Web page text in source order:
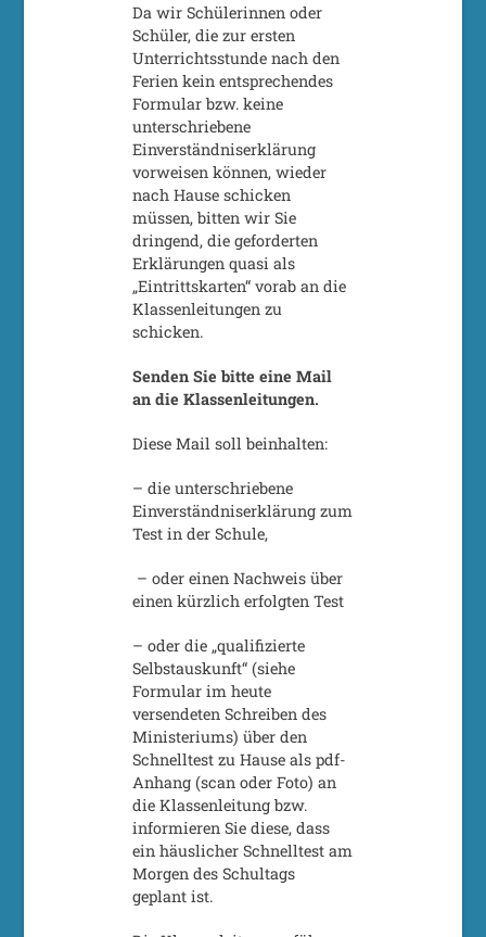
Da wir Schülerinnen oder
Schüler, die zur ersten
Unterrichtsstunde nach den
Ferien kein entsprechendes
Formular bzw. keine
unterschriebene
Einverständniserklärung
vorweisen können, wieder
nach Hause schicken
müssen, bitten wir Sie
dringend, die geforderten
Erklärungen quasi als
„Eintrittskarten“ vorab an die
Klassenleitungen zu
schicken.
Senden Sie bitte eine Mail
an die Klassenleitungen.
Diese Mail soll beinhalten:
– die unterschriebene
Einverständniserklärung zum
Test in der Schule,
– oder einen Nachweis über
einen kürzlich erfolgten Test
– oder die „qualifizierte
Selbstauskunft“ (siehe
Formular im heute
versendeten Schreiben des
Ministeriums) über den
Schnelltest zu Hause als pdf-
Anhang (scan oder Foto) an
die Klassenleitung bzw.
informieren Sie diese, dass
ein häuslicher Schnelltest am
Morgen des Schultags
geplant ist.